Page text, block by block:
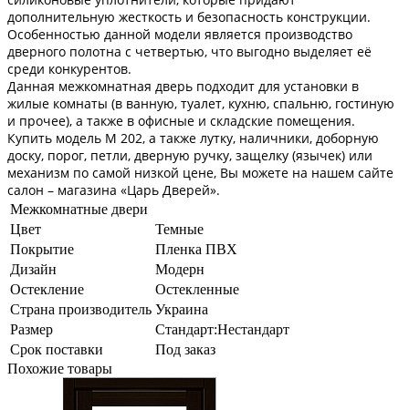
дополнительную жесткость и безопасность конструкции.
Особенностью данной модели является производство
дверного полотна с четвертью, что выгодно выделяет её
среди конкурентов.
Данная межкомнатная дверь подходит для установки в
жилые комнаты (в ванную, туалет, кухню, спальню, гостиную
и прочее), а также в офисные и складские помещения.
Купить модель М 202, а также лутку, наличники, доборную
доску, порог, петли, дверную ручку, защелку (язычек) или
механизм по самой низкой цене, Вы можете на нашем сайте
салон – магазина «Царь Дверей».
Межкомнатные двери
Цвет
Темные
Покрытие
Пленка ПВХ
Дизайн
Модерн
Остекление
Остекленные
Страна производитель Украина
Размер
Стандарт:Нестандарт
Срок поставки
Под заказ
Похожие товары